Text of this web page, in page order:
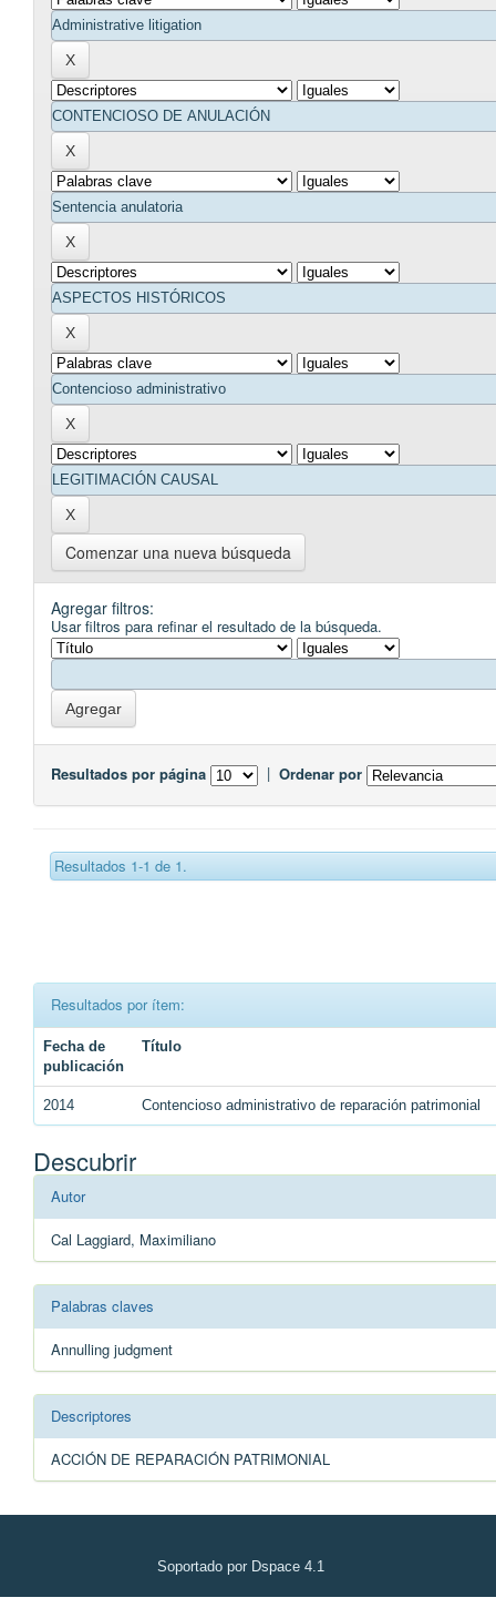
Comenzar una nueva búsqueda
Agregar filtros:
Usar filtros para refinar el resultado de la búsqueda.
Resultados por página | Ordenar por
Resultados 1-1 de 1.
Resultados por ítem:
Fecha de
publicación
Título
2014 Contencioso administrativo de reparación patrimonial
Descubrir
Autor
Cal Laggiard, Maximiliano
Palabras claves
Annulling judgment
Descriptores
ACCIÓN DE REPARACIÓN PATRIMONIAL
Soportado por Dspace 4.1